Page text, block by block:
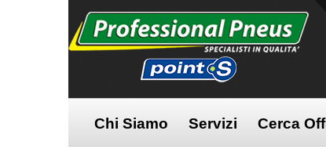
Chi Siamo Servizi Cerca